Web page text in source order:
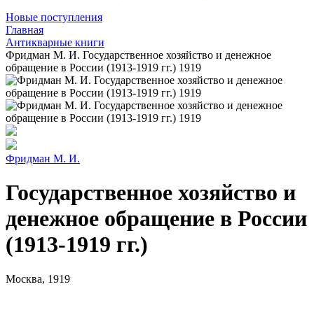
Новые поступления
Главная
Антикварные книги
Фридман М. И. Государственное хозяйство и денежное
обращение в России (1913-1919 гг.) 1919
Фридман М. И.
Государственное хозяйство и
денежное обращение в России
(1913-1919 гг.)
Москва, 1919